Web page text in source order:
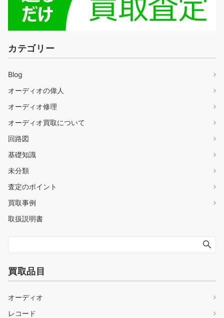
カテゴリー
Blog
オーディオの偉人
オーディオ修理
オーディオ買取について
回路図
基礎知識
未分類
査定のポイント
買取事例
取扱説明書
買取品目
オーディオ
レコード